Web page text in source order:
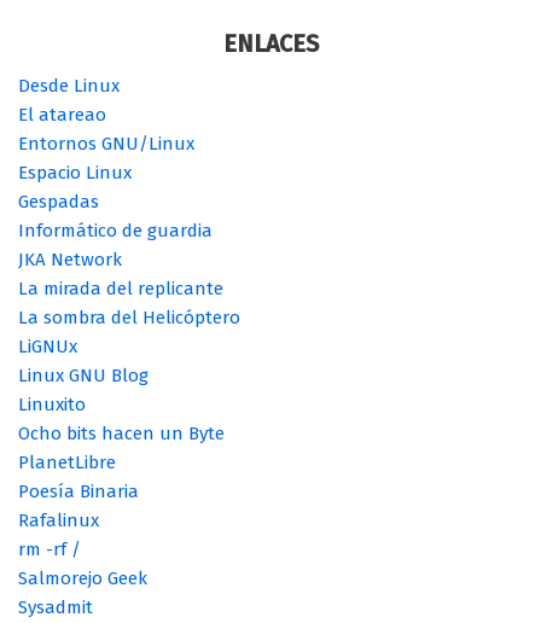
ENLACES
Desde Linux
El atareao
Entornos GNU/Linux
Espacio Linux
Gespadas
Informático de guardia
JKA Network
La mirada del replicante
La sombra del Helicóptero
LiGNUx
Linux GNU Blog
Linuxito
Ocho bits hacen un Byte
PlanetLibre
Poesía Binaria
Rafalinux
rm -rf /
Salmorejo Geek
Sysadmit